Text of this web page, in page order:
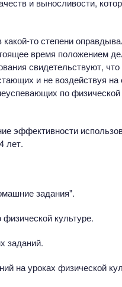
и выносливости,
то степени
время положением
свидетельствуют, что
и не воздействуя
по физической
эффективности
лет.
задания".
культуре.
заданий.
на уроках физической